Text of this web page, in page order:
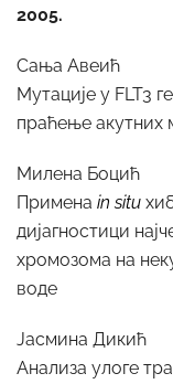
2005.
Сања Авеић
Мутације у FLT3
праћење акутних
Милена Боцић
Примена in situ
дијагностици
хромозома на
воде
Јасмина Дикић
Анализа улоге